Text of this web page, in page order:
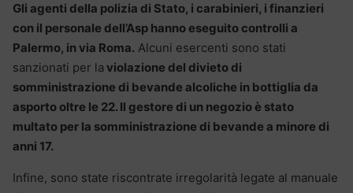
Gli agenti della polizia di Stato, i carabinieri, i finanzieri
con il personale dell’Asp hanno eseguito controlli a
Palermo, in via Roma. Alcuni esercenti sono stati
sanzionati per la violazione del divieto di
somministrazione di bevande alcoliche in bottiglia da
asporto oltre le 22. Il gestore di un negozio è stato
multato per la somministrazione di bevande a minore di
anni 17.
Infine, sono state riscontrate irregolarità legate al manuale